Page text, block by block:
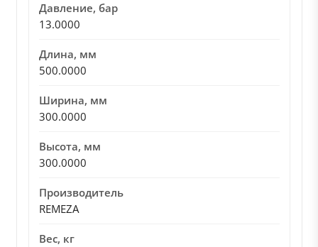
Давление, бар
13.0000
Длина, мм
500.0000
Ширина, мм
300.0000
Высота, мм
300.0000
Производитель
REMEZA
Вес, кг